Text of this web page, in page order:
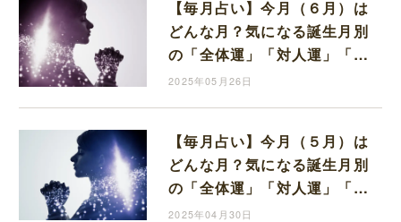
【毎月占い】今月（６月）は
どんな月？気になる誕生月別
の「全体運」「対人運」「金
運」お教えします。
2025年05月26日
【毎月占い】今月（５月）は
どんな月？気になる誕生月別
の「全体運」「対人運」「金
運」お教えします。
2025年04月30日